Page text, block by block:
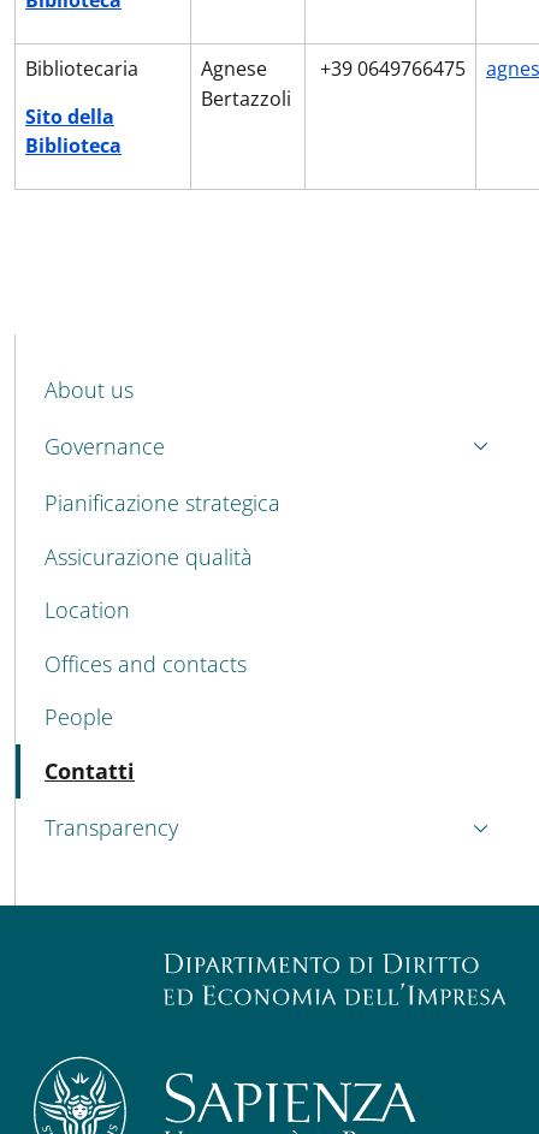
Bibliotecaria
Sito della
Biblioteca
Agnese
Bertazzoli
+39 0649766475
MENU CEV SECOND NAVIGATION
About us
Governance
Pianificazione strategica
Assicurazione qualità
Location
Offices and contacts
People
Contatti
Transparency